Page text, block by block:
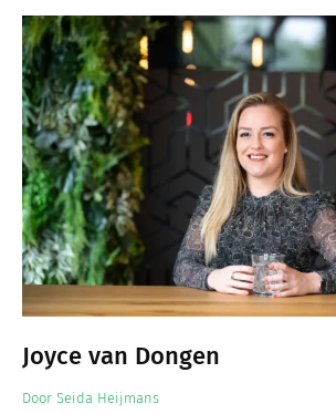
Joyce van Dongen
Door Seida Heijmans